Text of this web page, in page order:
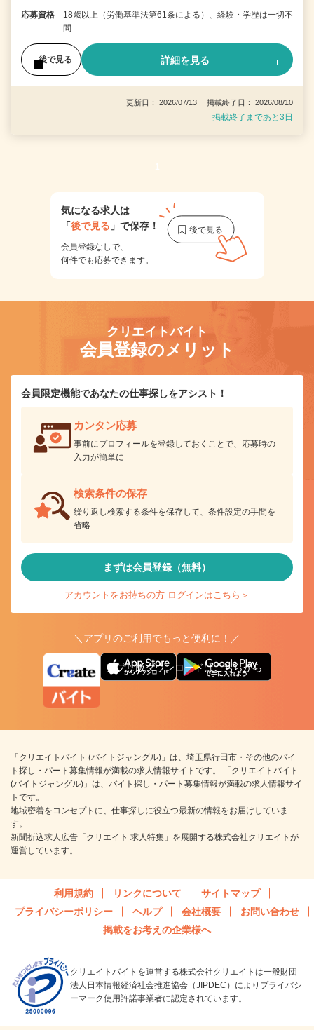
応募資格
18歳以上（労働基準法第61条による）、経験・学歴は一切不
問
後で見る 詳細を見る
更新日： 2026/07/13 掲載終了日： 2026/08/10
掲載終了まであと3日
1
気になる求人は
「後で見る 」で保存！
会員登録なしで、
何件でも応募できます。
クリエイトバイト
会員登録のメリット
会員限定機能であなたの仕事探しをアシスト！
カンタン応募
事前にプロフィールを登録しておくことで、応募時の
入力が簡単に
検索条件の保存
繰り返し検索する条件を保存して、条件設定の手間を
省略
まずは会員登録（無料）
アカウントをお持ちの方 ログインはこちら＞
＼アプリのご利用でもっと便利に！／
アプリ版ダウンロードはこちらから
「クリエイトバイト (バイトジャングル)」は、埼玉県行田市・その他のバイ
ト探し・パート募集情報が満載の求人情報サイトです。 「クリエイトバイト
(バイトジャングル)」は、バイト探し・パート募集情報が満載の求人情報サイ
トです。
地域密着をコンセプトに、仕事探しに役立つ最新の情報をお届けしていま
す。
新聞折込求人広告「クリエイト 求人特集」を展開する株式会社クリエイトが
運営しています。
利用規約 リンクについて
サイトマップ
プライバシーポリシー
ヘルプ 会社概要
お問い合わせ
掲載をお考えの企業様へ
クリエイトバイトを運営する株式会社クリエイトは一般財団
法人日本情報経済社会推進協会（JIPDEC）によりプライバシ
ーマーク使用許諾事業者に認定されています。